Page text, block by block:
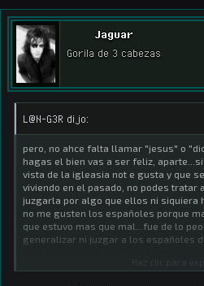
Jaguar
Gorila de 3 cabezas
L@N-G3R dijo:
pero, no ahce falta llamar "jesus" o
hagas el bien vas a ser feliz,
vista de la igleasia not e gusta y que
viviendo en el pasado, no podes tratar
juzgarla por algo que ellos ni siquiera
no me gusten los españoles porque
que estuvo mas que mal...fue de lo
generalizar ni juzgar a los españoles